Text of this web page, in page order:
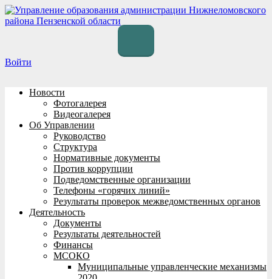
Перейти
к
Войти
Новости
Фотогалерея
Видеогалерея
Об Управлении
Руководство
Структура
Нормативные документы
Против коррупции
Подведомственные организации
Телефоны «горячих линий»
Результаты проверок межведомственных органов
Деятельность
Документы
Результаты деятельностей
Финансы
МСОКО
Муниципальные управленческие механизмы